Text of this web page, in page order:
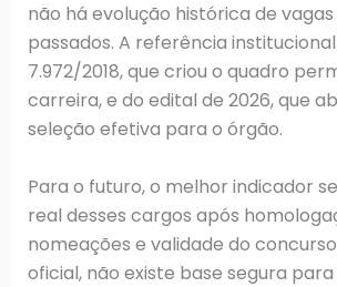
não há evolução histórica de
passados. A referência
7.972/2018, que criou o quadro
carreira, e do edital de 2026, que
seleção efetiva para o órgão.
Para o futuro, o melhor indicador
real desses cargos após
nomeações e validade do
oficial, não existe base segura